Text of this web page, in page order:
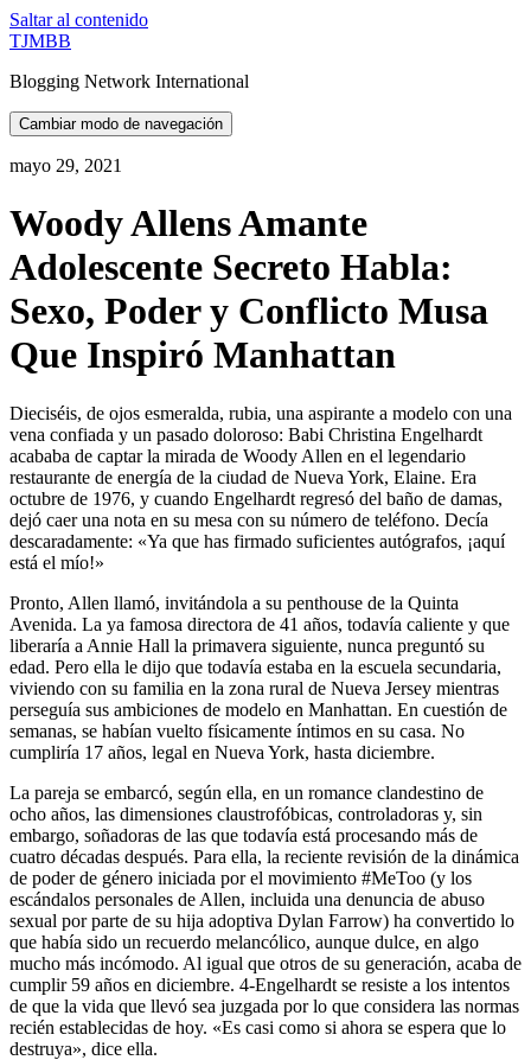
Saltar al contenido
TJMBB
Blogging Network International
Cambiar modo de navegación
mayo 29, 2021
Woody Allens Amante
Adolescente Secreto Habla:
Sexo, Poder y Conflicto Musa
Que Inspiró Manhattan
Dieciséis, de ojos esmeralda, rubia, una aspirante a modelo con una
vena confiada y un pasado doloroso: Babi Christina Engelhardt
acababa de captar la mirada de Woody Allen en el legendario
restaurante de energía de la ciudad de Nueva York, Elaine. Era
octubre de 1976, y cuando Engelhardt regresó del baño de damas,
dejó caer una nota en su mesa con su número de teléfono. Decía
descaradamente: «Ya que has firmado suficientes autógrafos, ¡aquí
está el mío!»
Pronto, Allen llamó, invitándola a su penthouse de la Quinta
Avenida. La ya famosa directora de 41 años, todavía caliente y que
liberaría a Annie Hall la primavera siguiente, nunca preguntó su
edad. Pero ella le dijo que todavía estaba en la escuela secundaria,
viviendo con su familia en la zona rural de Nueva Jersey mientras
perseguía sus ambiciones de modelo en Manhattan. En cuestión de
semanas, se habían vuelto físicamente íntimos en su casa. No
cumpliría 17 años, legal en Nueva York, hasta diciembre.
La pareja se embarcó, según ella, en un romance clandestino de
ocho años, las dimensiones claustrofóbicas, controladoras y, sin
embargo, soñadoras de las que todavía está procesando más de
cuatro décadas después. Para ella, la reciente revisión de la dinámica
de poder de género iniciada por el movimiento #MeToo (y los
escándalos personales de Allen, incluida una denuncia de abuso
sexual por parte de su hija adoptiva Dylan Farrow) ha convertido lo
que había sido un recuerdo melancólico, aunque dulce, en algo
mucho más incómodo. Al igual que otros de su generación, acaba de
cumplir 59 años en diciembre. 4-Engelhardt se resiste a los intentos
de que la vida que llevó sea juzgada por lo que considera las normas
recién establecidas de hoy. «Es casi como si ahora se espera que lo
destruya», dice ella.